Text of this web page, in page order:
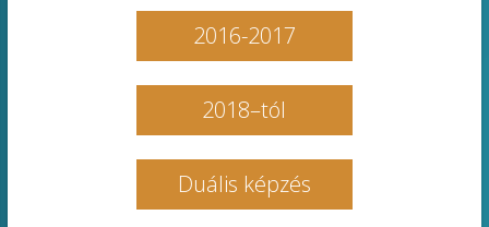
2016-2017
2018–tól
Duális képzés